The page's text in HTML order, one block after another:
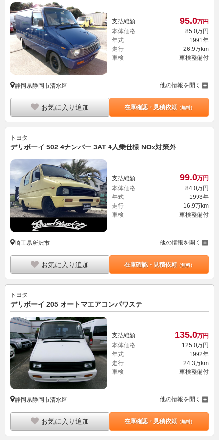
支払総額 95.0万円
本体価格
85. 0万円
年式
1991年
走行
26.9万km
車検
車検整備付
静岡県静岡市清水区 他の情報を開く
お気に入り追加 在庫確認・見積依頼（無料）
トヨタ
デリボーイ 502 4ナンバー 3AT 4人乗仕様 NOx対策外
支払総額 99.0万円
本体価格
84.0万円
年式
1993年
走行
16.9万km
車検
車検整備付
埼玉県所沢市 他の情報を開く
お気に入り追加 在庫確認・見積依頼（無料）
トヨタ
デリボーイ 205 オートマエアコンパワステ
支払総額 135.0万円
本体価格
125. 0万円
年式
1992年
走行
24.3万km
車検
車検整備付
静岡県静岡市清水区 他の情報を開く
お気に入り追加 在庫確認・見積依頼（無料）